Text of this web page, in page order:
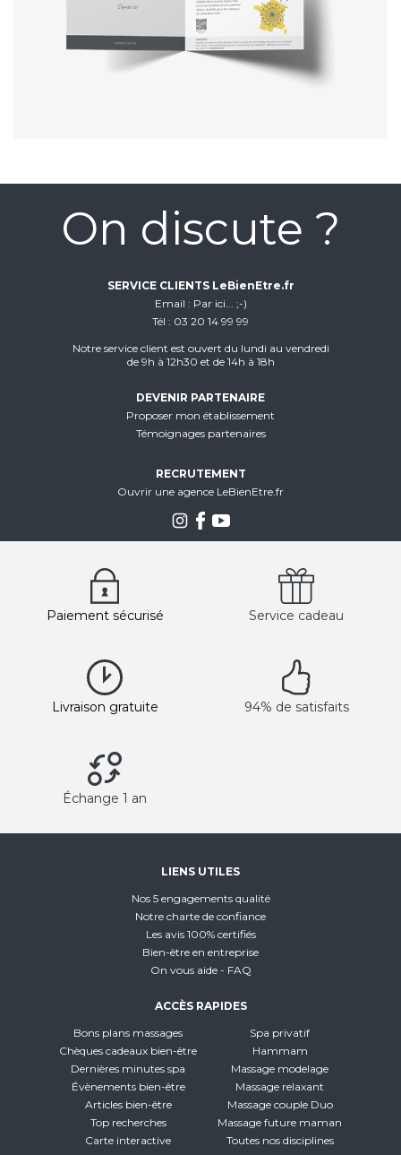
On discute ?
SERVICE CLIENTS LeBienEtre.fr
Email
Par ici... ;-)
Tél
03 20 14 99 99
Notre service client est ouvert du lundi au vendredi
de 9h à 12h30 et de 14h à 18h
DEVENIR PARTENAIRE
Proposer mon établissement
Témoignages partenaires
RECRUTEMENT
Ouvrir une agence LeBienEtre.fr
Paiement sécurisé Service cadeau
Livraison gratuite 94% de satisfaits
Échange 1 an
LIENS UTILES
Nos 5 engagements qualité
Notre charte de confiance
Les avis 100% certifiés
Bien-être en entreprise
On vous aide - FAQ
ACCÈS RAPIDES
Bons plans massages
Chèques cadeaux bien-être
Dernières minutes spa
Évènements bien-être
Articles bien-être
Top recherches
Carte interactive
Spa privatif
Hammam
Massage modelage
Massage relaxant
Massage couple Duo
Massage future maman
Toutes nos disciplines